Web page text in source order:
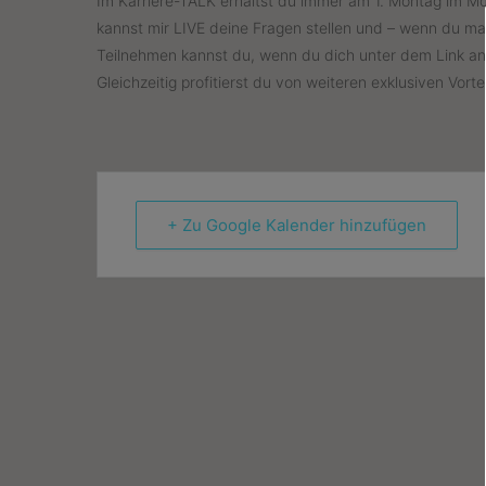
kannst mir LIVE deine Fragen stellen und – wenn du
Teilnehmen kannst du, wenn du dich unter dem Link
Gleichzeitig profitierst du von weiteren exklusiven
+ Zu Google Kalender hinzufügen